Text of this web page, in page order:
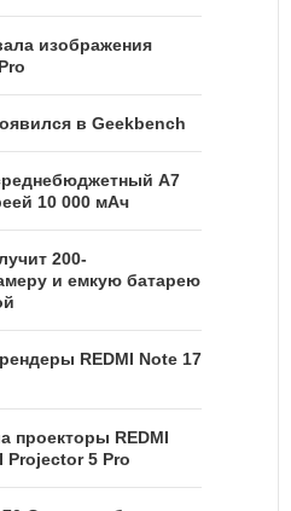
изображения
в Geekbench
A7
10 000 мАч
200-
и емкую батарею
REDMI Note 17
проекторы REDMI
Projector 5 Pro